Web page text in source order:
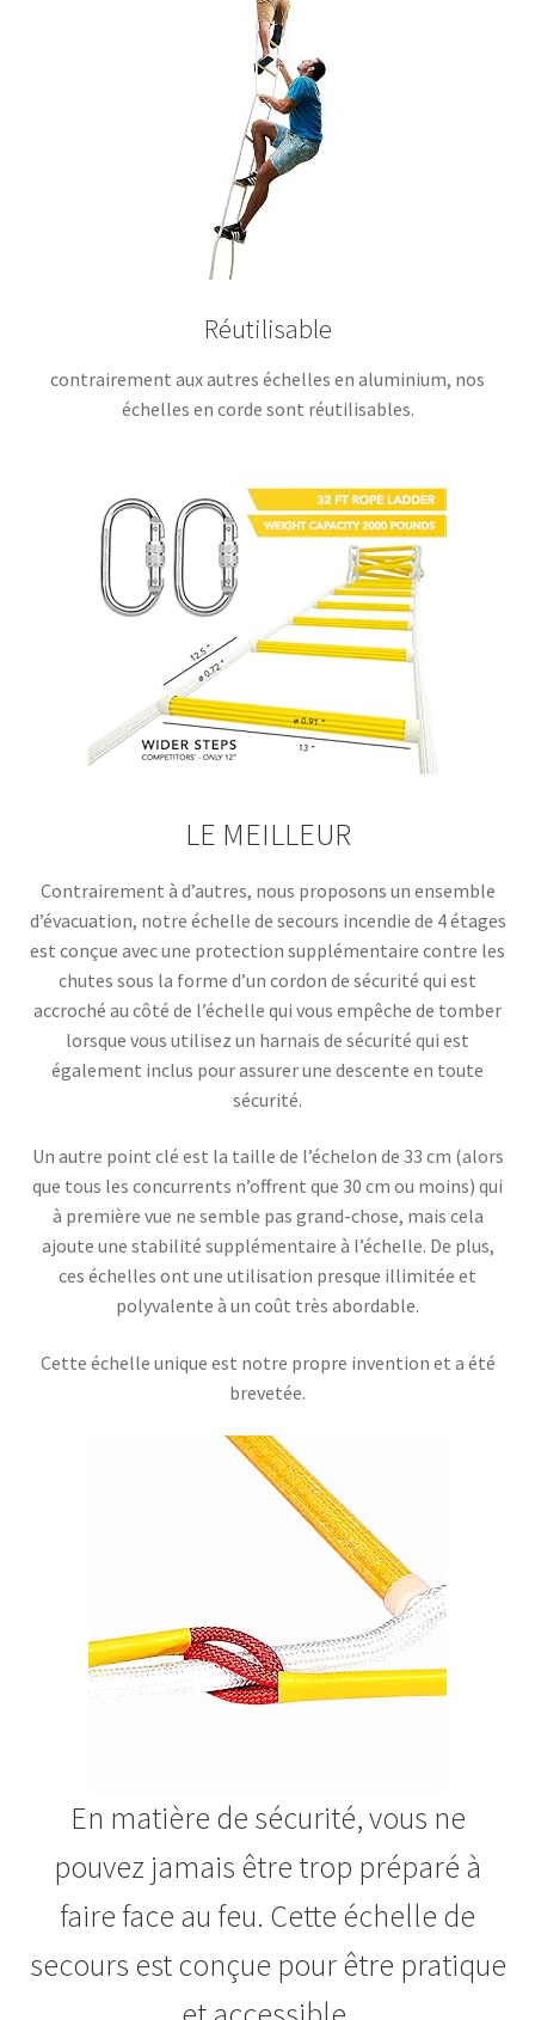
Réutilisable
contrairement aux autres échelles en aluminium, nos
échelles en corde sont réutilisables.
LE MEILLEUR
Contrairement à d’autres, nous proposons un ensemble
d’évacuation, notre échelle de secours incendie de 4 étages
est conçue avec une protection supplémentaire contre les
chutes sous la forme d’un cordon de sécurité qui est
accroché au côté de l’échelle qui vous empêche de tomber
lorsque vous utilisez un harnais de sécurité qui est
également inclus pour assurer une descente en toute
sécurité.
Un autre point clé est la taille de l’échelon de 33 cm (alors
que tous les concurrents n’offrent que 30 cm ou moins) qui
à première vue ne semble pas grand-chose, mais cela
ajoute une stabilité supplémentaire à l’échelle. De plus,
ces échelles ont une utilisation presque illimitée et
polyvalente à un coût très abordable.
Cette échelle unique est notre propre invention et a été
brevetée.
En matière de sécurité, vous ne
pouvez jamais être trop préparé à
faire face au feu. Cette échelle de
secours est conçue pour être pratique